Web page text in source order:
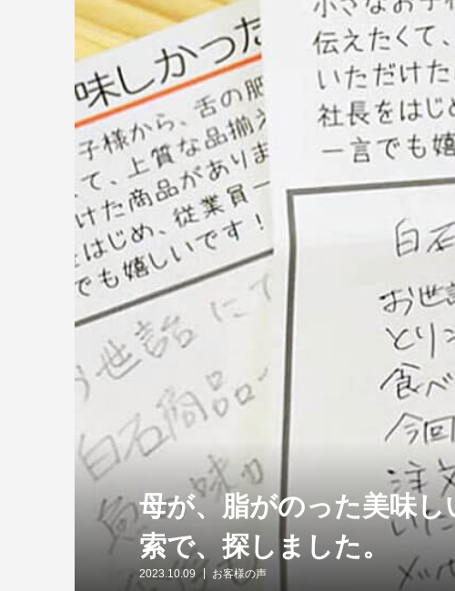
母が、脂がのった美味
索で、探しました。
2023.10.09 お客様の声